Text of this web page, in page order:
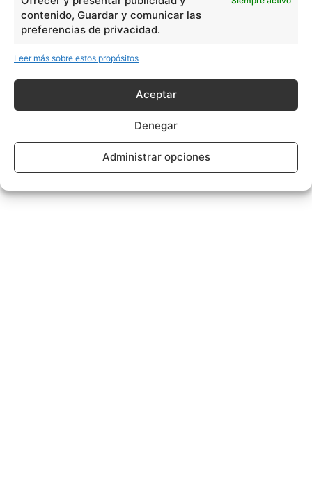
contenido, Guardar y comunicar las
preferencias de privacidad.
Leer más sobre estos propósitos
Aceptar
Denegar
Administrar opciones